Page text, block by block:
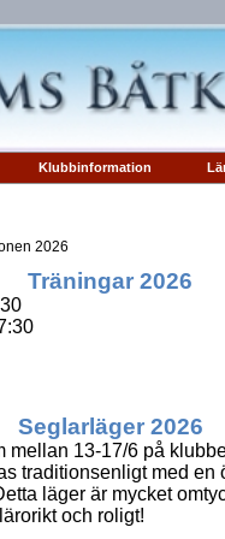
Klubbinformation
2026
Träningar 2026
Seglarläger 2026
mellan 13-17/6 på
traditionsenligt med en
läger är mycket
och roligt!